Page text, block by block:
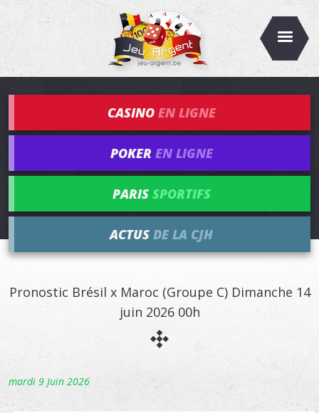
CASINO EN LIGNE
POKER EN LIGNE
PARIS SPORTIFS
ACTUS DE LA CJH
Pronostic Brésil x Maroc (Groupe C) Dimanche 14
juin 2026 00h
mardi 9 Juin 2026